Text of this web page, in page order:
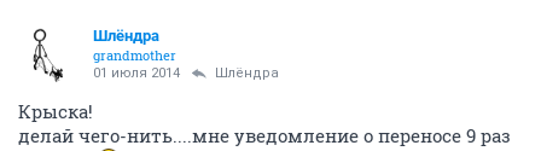
Шлёндра
grandmother
01 июля 2014 Шлёндра
Крыска!
делай чего-нить....мне уведомление о переносе 9 раз